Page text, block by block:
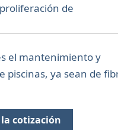
de
el mantenimiento y
piscinas, ya sean de
cotización